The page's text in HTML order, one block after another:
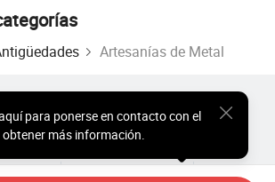
Artesanías de Metal
para ponerse en contacto con el
más información.
Precio de Productos Populares
al por Mayor
Comprador de Estrella
Usuario Política de Privacidad Contacto